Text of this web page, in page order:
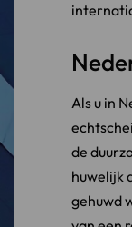
Als u in
de
huwelijk
gehuwd